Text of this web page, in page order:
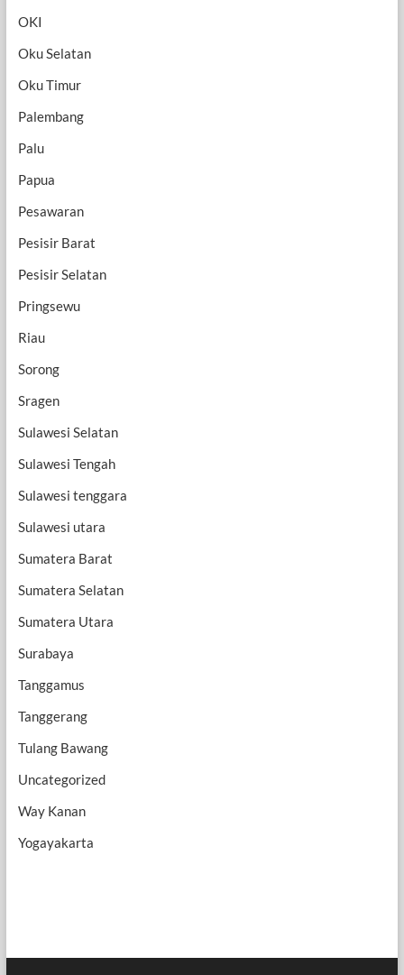
OKI
Oku Selatan
Oku Timur
Palembang
Palu
Papua
Pesawaran
Pesisir Barat
Pesisir Selatan
Pringsewu
Riau
Sorong
Sragen
Sulawesi Selatan
Sulawesi Tengah
Sulawesi tenggara
Sulawesi utara
Sumatera Barat
Sumatera Selatan
Sumatera Utara
Surabaya
Tanggamus
Tanggerang
Tulang Bawang
Uncategorized
Way Kanan
Yogayakarta